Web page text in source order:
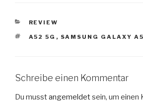
KATEGORIEN
REVIEW
SCHLAGWÖRTER
A52 5G , SAMSUNG GALAXY
Schreibe einen Kommentar
Du musstangemeldetsein, um einen